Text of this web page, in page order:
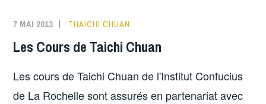
7 MAI 2013 THAICHI CHUAN
Les Cours de Taichi Chuan
Les cours de Taichi Chuan de l'Institut Confucius
de La Rochelle sont assurés en partenariat avec